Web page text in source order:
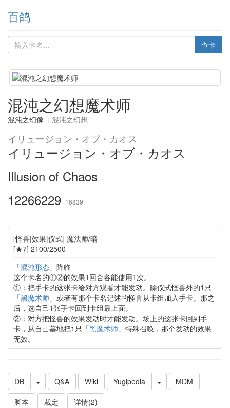
百鸽
查卡
混沌之幻想魔术师
混沌之幻像 | 混沌之幻想
イリュージョン・オブ・カオス
イリュージョン・オブ・カオス
Illusion of Chaos
12266229 16839
[怪兽|效果|仪式] 魔法师/暗
[★7] 2100/2500
「混沌形态」降临
这个卡名的①②的效果1回合各能使用1次。
①：把手卡的这张卡给对方观看才能发动。除仪式怪兽外的1只
「黑魔术师」或者有那个卡名记述的怪兽从卡组加入手卡。那之
后，选自己1张手卡回到卡组最上面。
②：对方把怪兽的效果发动时才能发动。场上的这张卡回到手
卡，从自己墓地把1只「黑魔术师」特殊召唤，那个发动的效果
无效。
DB Q&A Wiki Yugipedia
MDM
脚本
裁定 详情(2)